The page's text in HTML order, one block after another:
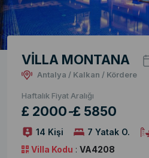
VİLLA MONTANA
Antalya / Kalkan / Kördere
Haftalık Fiyat Aralığı
£ 2000-£ 5850
14 Kişi 7 Yatak O.
Villa Kodu : VA4208